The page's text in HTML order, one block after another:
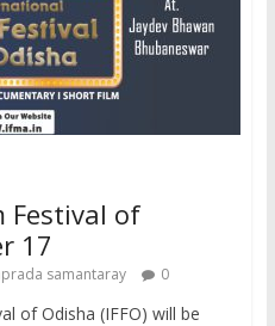
Festival of
17
samantaray 0
of Odisha (IFFO) will be